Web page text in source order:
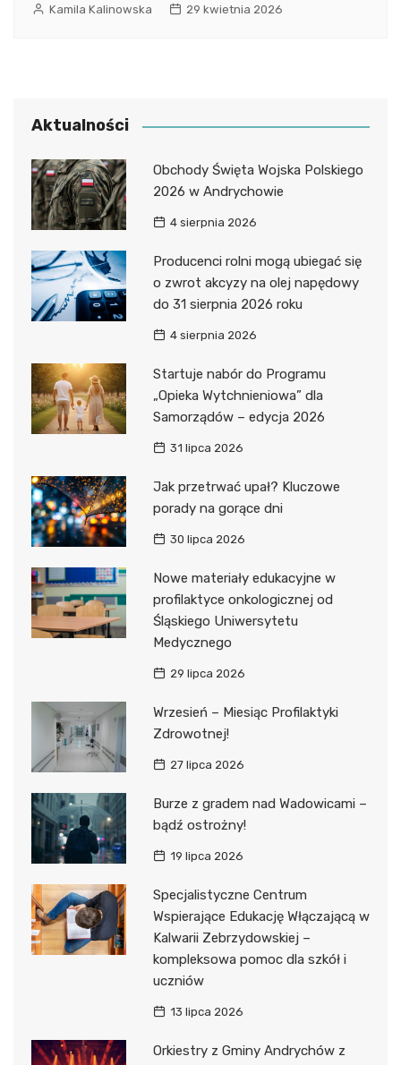
Kamila Kalinowska 29 kwietnia 2026
Aktualności
Obchody Święta Wojska Polskiego
2026 w Andrychowie
4 sierpnia 2026
Producenci rolni mogą ubiegać się
o zwrot akcyzy na olej napędowy
do 31 sierpnia 2026 roku
4 sierpnia 2026
Startuje nabór do Programu
„Opieka Wytchnieniowa” dla
Samorządów – edycja 2026
31 lipca 2026
Jak przetrwać upał? Kluczowe
porady na gorące dni
30 lipca 2026
Nowe materiały edukacyjne w
profilaktyce onkologicznej od
Śląskiego Uniwersytetu
Medycznego
29 lipca 2026
Wrzesień – Miesiąc Profilaktyki
Zdrowotnej!
27 lipca 2026
Burze z gradem nad Wadowicami –
bądź ostrożny!
19 lipca 2026
Specjalistyczne Centrum
Wspierające Edukację Włączającą w
Kalwarii Zebrzydowskiej –
kompleksowa pomoc dla szkół i
uczniów
13 lipca 2026
Orkiestry z Gminy Andrychów z